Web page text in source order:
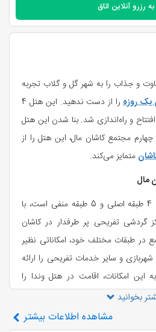
رزرو آنلاین اتاق
و جذاب را به شهر گل و گلاب تجربه
یک روزه
را از دست ندهید. این هتل 4
تازه ساز در سال 1399 افتتاح و راه‌اندازی شد. بنا شدن این هتل
چهارم مجتمع کاشان مال، این هتل را از
متمایز می‌کند.
مال
مجتمع کاشان مال که دارای 4 طبقه اصلی و 5 طبقه منفی است، با
گردشی تفریحی پر طرفدار در کاشان
طبقات مختلف خود، امکاناتی نظیر
و سایر خدمات تفریحی را ارائه
امکانات، اقامت در هتل وندا را
همچنین با خرید از فروشگاه‌ها و
قرار گرفته‌اند، به راحتی می‌توانید
بخوانید
مشاهده اطلاعات بیشتر